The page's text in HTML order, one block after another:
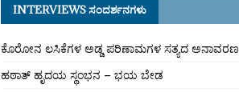
INTERVIEWS ಸಂದರ್ಶನಗಳು
ಕೊರೋನ ಲಸಿಕೆಗಳ ಅಡ್ಡ ಪರಿಣಾಮಗಳ ಸತ್ಯದ ಅನಾವರಣ
ಹಠಾತ್ ಹೃದಯ ಸ್ಥಂಭನ – ಭಯ ಬೇಡ